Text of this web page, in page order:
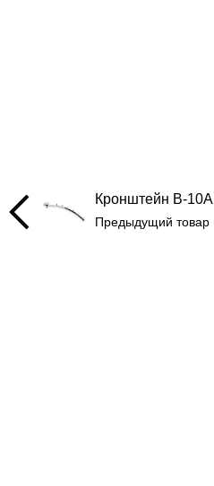
Кронштейн B-10A
Предыдущий товар